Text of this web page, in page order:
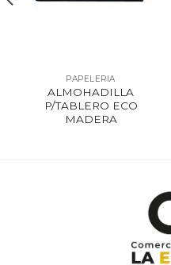
PAPELERIA
ALMOHADILLA
P/TABLERO ECO
MADERA